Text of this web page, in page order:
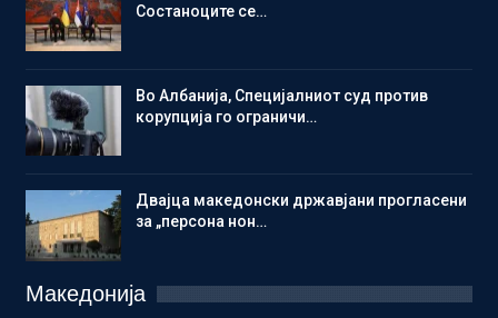
Состаноците се…
Во Албанија, Специјалниот суд против
корупција го ограничи…
Двајца македонски државјани прогласени
за „персона нон…
Македонија